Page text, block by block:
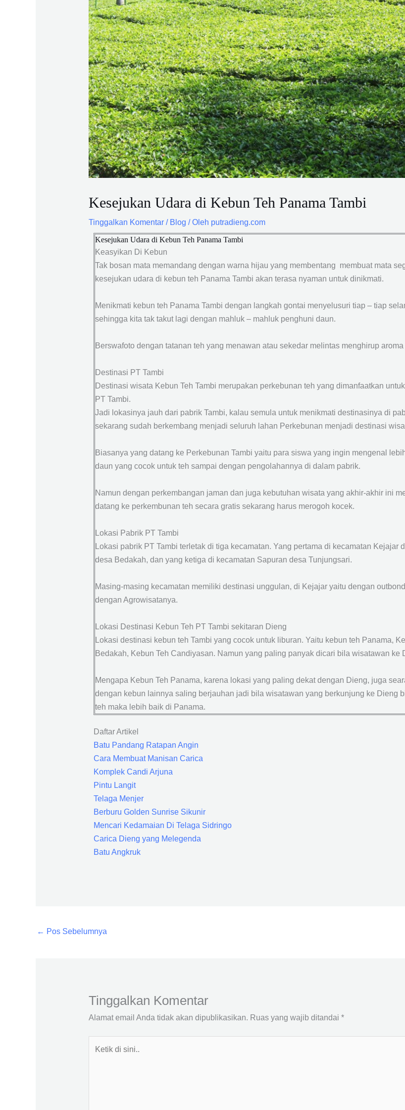
Kesejukan Udara di Kebun Teh Panama Tambi
Tinggalkan Komentar / Blog / Oleh putradieng.com
Kesejukan Udara di Kebun Teh Panama Tambi
Keasyikan Di Kebun
Tak bosan mata memandang dengan warna hijau yang membentang membuat mata
kesejukan udara di kebun teh Panama Tambi akan terasa nyaman untuk dinikmati.
Menikmati kebun teh Panama Tambi dengan langkah gontai menyelusuri tiap – tiap
sehingga kita tak takut lagi dengan mahluk – mahluk penghuni daun.
Berswafoto dengan tatanan teh yang menawan atau sekedar melintas menghirup
Destinasi PT Tambi
Destinasi wisata Kebun Teh Tambi merupakan perkebunan teh yang dimanfaatkan
PT Tambi.
Jadi lokasinya jauh dari pabrik Tambi, kalau semula untuk menikmati destinasinya di
sekarang sudah berkembang menjadi seluruh lahan Perkebunan menjadi destinasi
Biasanya yang datang ke Perkebunan Tambi yaitu para siswa yang ingin mengenal
daun yang cocok untuk teh sampai dengan pengolahannya di dalam pabrik.
Namun dengan perkembangan jaman dan juga kebutuhan wisata yang akhir-akhir ini
datang ke perkembunan teh secara gratis sekarang harus merogoh kocek.
Lokasi Pabrik PT Tambi
Lokasi pabrik PT Tambi terletak di tiga kecamatan. Yang pertama di kecamatan Kejajar
desa Bedakah, dan yang ketiga di kecamatan Sapuran desa Tunjungsari.
Masing-masing kecamatan memiliki destinasi unggulan, di Kejajar yaitu dengan
dengan Agrowisatanya.
Lokasi Destinasi Kebun Teh PT Tambi sekitaran Dieng
Lokasi destinasi kebun teh Tambi yang cocok untuk liburan. Yaitu kebun teh Panama,
Bedakah, Kebun Teh Candiyasan. Namun yang paling panyak dicari bila wisatawan ke
Mengapa Kebun Teh Panama, karena lokasi yang paling dekat dengan Dieng, juga
dengan kebun lainnya saling berjauhan jadi bila wisatawan yang berkunjung ke Dieng
teh maka lebih baik di Panama.
Daftar Artikel
Batu Pandang Ratapan Angin
Cara Membuat Manisan Carica
Komplek Candi Arjuna
Pintu Langit
Telaga Menjer
Berburu Golden Sunrise Sikunir
Mencari Kedamaian Di Telaga Sidringo
Carica Dieng yang Melegenda
Batu Angkruk
← Pos Sebelumnya
Tinggalkan Komentar
Alamat email Anda tidak akan dipublikasikan. Ruas yang wajib ditandai *